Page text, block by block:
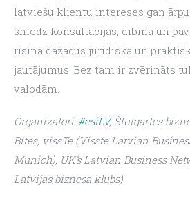
latviešu klientu intereses gan
sniedz konsultācijas, dibina un
risina dažādus juridiska un
jautājumus. Bez tam ir zvērināts
valodām.
Organizatori: #esiLV, Štutgartes
Bites, vissTe (Visste Latvian
Munich), UK’s Latvian Business
Latvijas biznesa klubs)